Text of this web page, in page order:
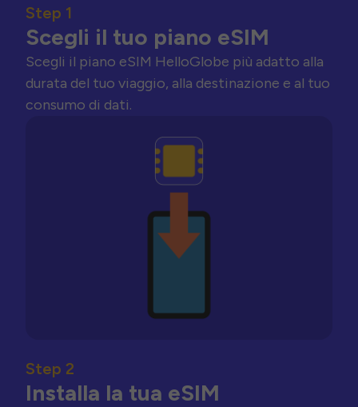
Step 1
Scegli il tuo piano eSIM
Scegli il piano eSIM HelloGlobe più adatto alla
durata del tuo viaggio, alla destinazione e al tuo
consumo di dati.
Step 2
Installa la tua eSIM